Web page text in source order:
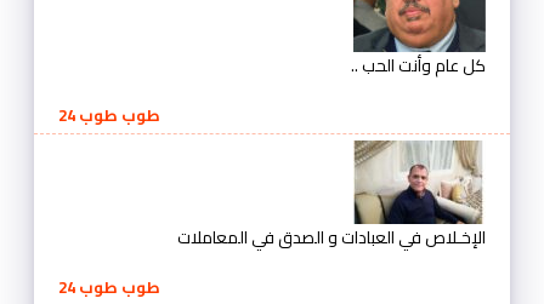
كل عام وأنت الحب ..
طوب طوب 24
الإخـلاص في العبادات و الصدق في المعاملات
طوب طوب 24